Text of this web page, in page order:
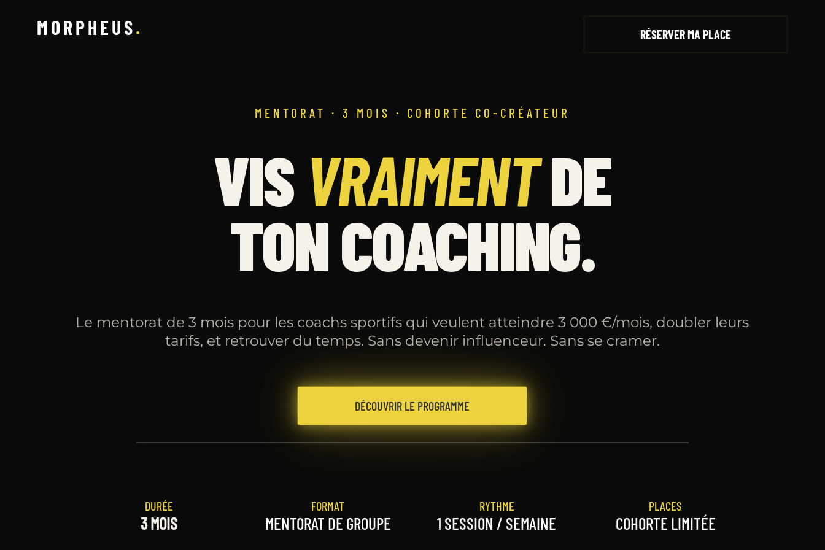
MORPHEUS. RÉSERVER MA PLACE
MENTORAT · 3 MOIS · COHORTE CO-CRÉATEUR
VIS VRAIMENTDE
TON COACHING.
Le mentorat de 3 mois pour les coachs sportifs qui veulent atteindre 3 000 €/mois, doubler leurs
tarifs, et retrouver du temps. Sans devenir influenceur. Sans se cramer.
DÉCOUVRIR LE PROGRAMME
DURÉE
3 MOIS
FORMAT
MENTORAT DE GROUPE
RYTHME
1 SESSION / SEMAINE
PLACES
COHORTE LIMITÉE